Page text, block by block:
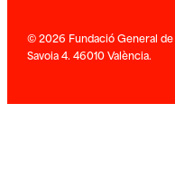
© 2026 Fundació General
Savoia 4. 46010 València.